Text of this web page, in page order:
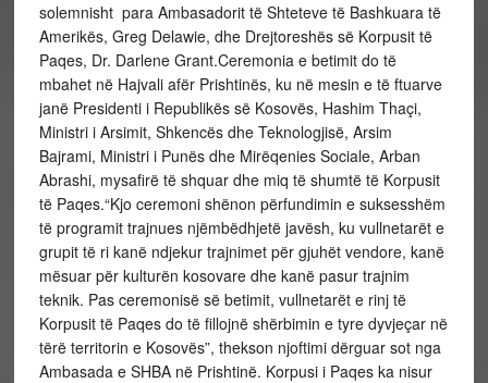
solemnisht para Ambasadorit të Shteteve të Bashkuara të
Amerikës, Greg Delawie, dhe Drejtoreshës së Korpusit të
Paqes, Dr. Darlene Grant.Ceremonia e betimit do të
mbahet në Hajvali afër Prishtinës, ku në mesin e të ftuarve
janë Presidenti i Republikës së Kosovës, Hashim Thaçi,
Ministri i Arsimit, Shkencës dhe Teknologjisë, Arsim
Bajrami, Ministri i Punës dhe Mirëqenies Sociale, Arban
Abrashi, mysafirë të shquar dhe miq të shumtë të Korpusit
të Paqes.“Kjo ceremoni shënon përfundimin e suksesshëm
të programit trajnues njëmbëdhjetë javësh, ku vullnetarët e
grupit të ri kanë ndjekur trajnimet për gjuhët vendore, kanë
mësuar për kulturën kosovare dhe kanë pasur trajnim
teknik. Pas ceremonisë së betimit, vullnetarët e rinj të
Korpusit të Paqes do të fillojnë shërbimin e tyre dyvjeçar në
tërë territorin e Kosovës”, thekson njoftimi dërguar sot nga
Ambasada e SHBA në Prishtinë. Korpusi i Paqes ka nisur